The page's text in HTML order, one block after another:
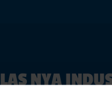
NYA
monterat 20